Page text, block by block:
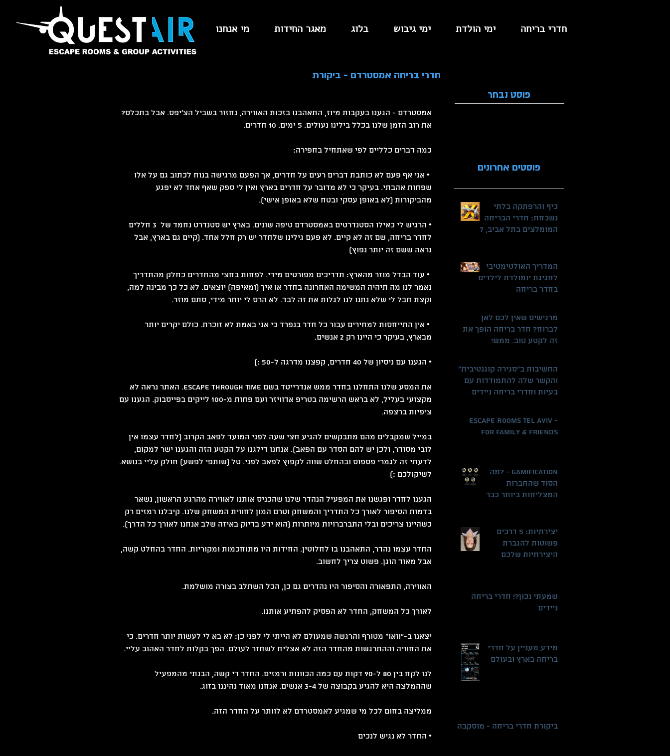
questair קווסטר חדר בריחה אסקייפ רום escape room המטוס חדרי בריחה ימי הולדת ימי גיבוש בלוג מאגר החידות מי אנחנו
חדרי בריחה אמסטרדם - ביקורת
אמסטרדם - הגענו בעקבות מיוז, התאהבנו בזכות האווירה, נחזור בשביל הצ'יפס. אבל בתכלס?
את רוב הזמן שלנו בכלל בילינו נעולים. 5 ימים. 10 חדרים.
כמה דברים כלליים לפי שאתחיל בחפירה:
• אני אף פעם לא כותבת דברים רעים על חדרים, אך הפעם מרגישה בנוח לכתוב גם על אלו
שפחות אהבתי. בעיקר כי לא מדובר על חדרים בארץ ואין לי ספק שאף אחד לא יפגע
מהביקורות (לא באופן עסקי ובטח שלא באופן אישי).
• הרגיש לי כאילו הסטנדרטים באמסטרדם טיפה שונים. בארץ יש סטנדרט נחמד של  3 חללים
לחדר בריחה, שם זה לא קיים. לא פעם גילינו שלחדר יש רק חלל אחד. (קיים גם בארץ, אבל
נראה ששם זה יותר נפוץ)
• עוד הבדל מוזר מהארץ: תדריכים מפורטים מידי. לפחות בחצי מהחדרים כחלק מהתדריך
נאמר לנו מה תיהיה המשימה האחרונה בחדר או איך (ומאיפה) יוצאים. לא כל כך מבינה למה,
וקצת חבל לי שלא נתנו לנו לגלות את זה לבד. לא הרס לי יותר מידי, סתם מוזר.
• אין התייחסות למחירים עבור כל חדר בנפרד כי אני באמת לא זוכרת. כולם יקרים יותר
מבארץ, בעיקר כי היינו רק 2 אנשים.
• הגענו עם ניסיון של 40 חדרים, קפצנו מדרגה ל-50 :)
את המסע שלנו התחלנו בחדר ממש אנדרייטד בשם Escape Through Time. האתר נראה לא
מקצועי בעליל, לא בראש הרשימה בטריפ אדוויזר ועם פחות מ-100 לייקים בפייסבוק. הגענו עם
ציפיות ברצפה.
במייל שמקבלים מהם מתבקשים להגיע חצי שעה לפני המועד לפאב הקרוב (לחדר עצמו אין
לובי מסודר, ולכן יש להם הסדר עם הפאב). אנחנו דילגנו על הקטע הזה והגענו ישר למקום,
לדעתי זה לגמרי פספוס ובהחלט שווה לקפוץ לפאב לפני. טל (שותפי לפשע) חולק עליי בנושא.
לשיקולכם :)
הגענו לחדר ופגשנו את המפעיל הנהדר שלנו שהכניס אותנו לאווירה מהרגע הראשון, נשאר
בדמות הסיפור לאורך כל התדריך והמשחק וטרם המון לחווית המשחק שלנו. קיבלנו רמזים רק
כשהיינו צריכים ובלי התברברויות מיותרות (הוא ידע בדיוק באיזה שלב אנחנו לאורך כל הדרך).
החדר עצמו נהדר, התאהבנו בו לחלוטין. החידות היו מתוחכמות ומקוריות. החדר בהחלט קשה,
אבל מאוד הוגן. פשוט צריך לחשוב.
האווירה, התפאורה והסיפור היו נהדרים גם כן, הכל השתלב בצורה מושלמת.
לאורך כל המשחק, החדר לא הפסיק להפתיע אותנו.
יצאנו ב-"וואו" מטורף והרגשה שמעולם לא הייתי לי לפני כן: לא בא לי לעשות יותר חדרים. כי
את החוויה וההתרגשות מהחדר הזה לא אצליח לשחזר לעולם. הפך בקלות לחדר האהוב עליי.
לנו לקח בין 80 ל-90 דקות עם כמה הכוונות ורמזים. החדר די קשה, הבנתי מהמפעיל
שההמלצה היא להגיע בקבוצה של 3-4 אנשים. אנחנו מאוד נהיננו בזוג.
ממליצה בחום לכל מי שמגיע לאמסטרדם לא לוותר על החדר הזה.
• החדר לא נגיש לנכים
פוסט נבחר
פוסטים אחרונים
כיף והרפתקה בלתי
נשכחת: חדרי הבריחה
המומלצים בתל אביב, 7
המדריך האולטימטיבי
לחגיגת יומולדת לילדים
בחדר בריחה
מרגישים שאין לכם לאן
לברוח? חדר בריחה הופך את
זה לקטע טוב. ממש!
החשיבות ב"סגירה קוגנטיבית"
והקשר שלה להתמודדות עם
בעיות וחדרי בריחה ניידים
Escape Rooms Tel Aviv -
For Family & Friends
GAMIFICATION - ?מה
הסוד שהחברות
המצליחות ביותר כבר
יצירתיות: 5 דרכים
פשוטות להגברת
היצירתיות שלכם
שמעתי נכון?! חדרי בריחה
ניידים
מידע מעניין על חדרי
בריחה בארץ ובעולם
ביקורת חדרי בריחה - מוסקבה